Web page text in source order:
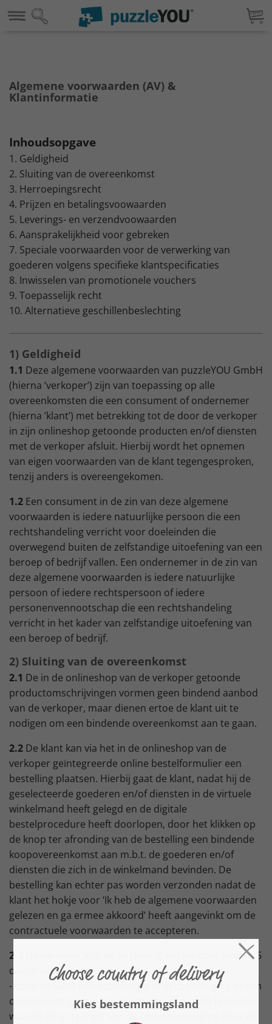
Algemene voorwaarden (AV) &
Klantinformatie
Inhoudsopgave
1. Geldigheid
2. Sluiting van de overeenkomst
3. Herroepingsrecht
4. Prijzen en betalingsvoowaarden
5. Leverings- en verzendvoowaarden
6. Aansprakelijkheid voor gebreken
7. Speciale voorwaarden voor de verwerking van
goederen volgens specifieke klantspecificaties
8. Inwisselen van promotionele vouchers
9. Toepasselijk recht
10. Alternatieve geschillenbeslechting
1) Geldigheid
1.1 Deze algemene voorwaarden van puzzleYOU GmbH
(hierna ’verkoper’) zijn van toepassing op alle
overeenkomsten die een consument of ondernemer
(hierna ’klant’) met betrekking tot de door de verkoper
in zijn onlineshop getoonde producten en/of diensten
met de verkoper afsluit. Hierbij wordt het opnemen
van eigen voorwaarden van de klant tegengesproken,
tenzij anders is overeengekomen.
1.2 Een consument in de zin van deze algemene
voorwaarden is iedere natuurlijke persoon die een
rechtshandeling verricht voor doeleinden die
overwegend buiten de zelfstandige uitoefening van een
beroep of bedrijf vallen. Een ondernemer in de zin van
deze algemene voorwaarden is iedere natuurlijke
persoon of iedere rechtspersoon of iedere
personenvennootschap die een rechtshandeling
verricht in het kader van zelfstandige uitoefening van
een beroep of bedrijf.
2) Sluiting van de overeenkomst
2.1 De in de onlineshop van de verkoper getoonde
productomschrijvingen vormen geen bindend aanbod
van de verkoper, maar dienen ertoe de klant uit te
nodigen om een bindende overeenkomst aan te gaan.
2.2 De klant kan via het in de onlineshop van de
verkoper geïntegreerde online bestelformulier een
bestelling plaatsen. Hierbij gaat de klant, nadat hij de
geselecteerde goederen en/of diensten in de virtuele
winkelmand heeft gelegd en de digitale
bestelprocedure heeft doorlopen, door het klikken op
de knop ter afronding van de bestelling een bindende
koopovereenkomst aan m.b.t. de goederen en/of
diensten die zich in de winkelmand bevinden. De
bestelling kan echter pas worden verzonden nadat de
klant het hokje voor ’Ik heb de algemene voorwaarden
gelezen en ga ermee akkoord’ heeft aangevinkt om de
contractuele voorwaarden te accepteren.
2.3
De verkoper kan de bestelling van de klant binnen 5
dagen accepteren,
- door de klant een schriftelijke orderbevestiging of een
orderbevestiging in tekstvorm (fax of e-mail) te sturen,
waarbij de ontvangst van de orderbevestiging door de